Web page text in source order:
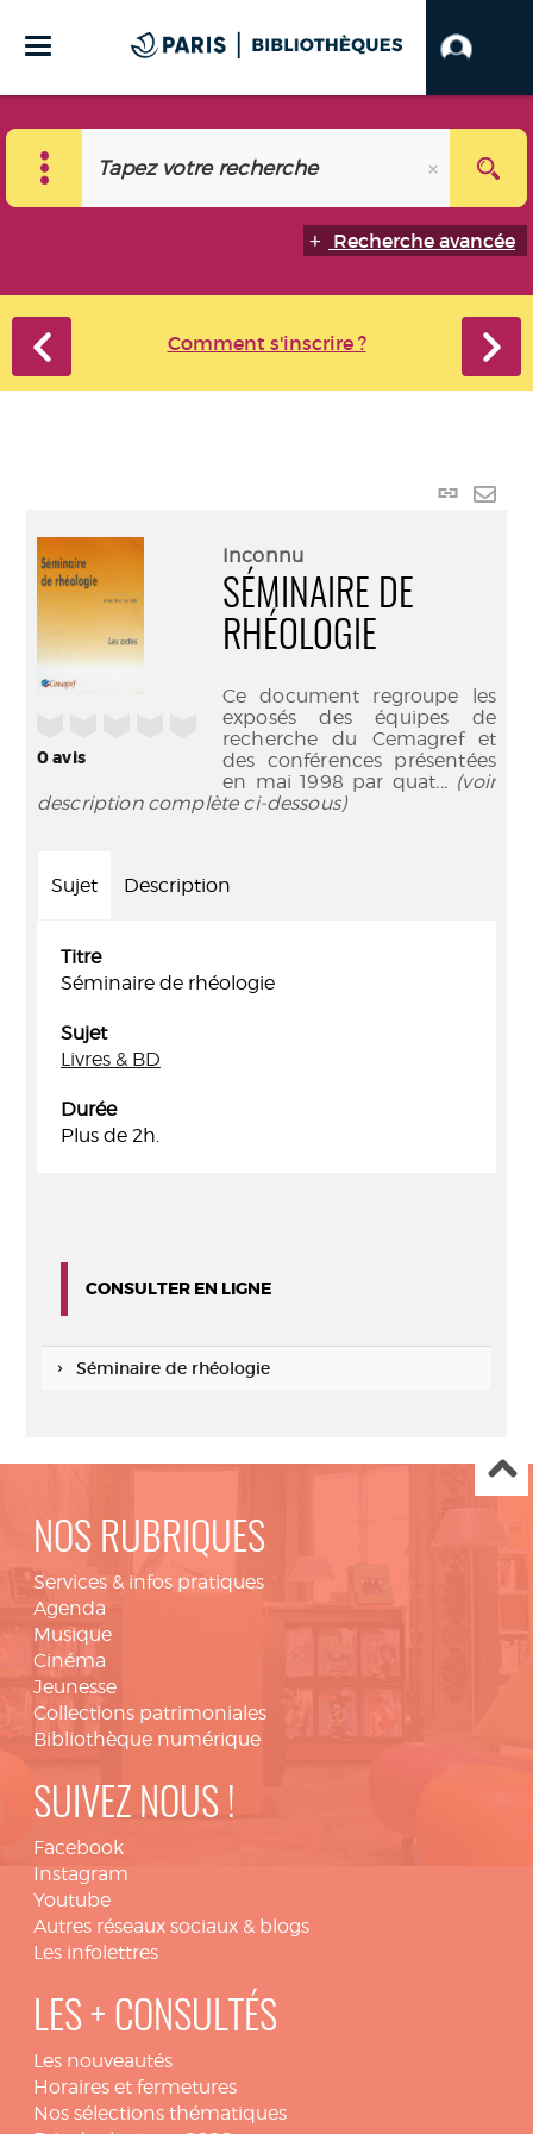
Recherche avancée
Comment s'inscrire ?
Lien
0avis
Inconnu
SÉMINAIRE DE
RHÉOLOGIE
Ce document regroupe les
exposés des équipes de
recherche du Cemagref et
des conférences présentées
en mai 1998 par quat... (voir
description complète ci-dessous)
Sujet Description
Titre
Séminaire de rhéologie
Sujet
Livres & BD
Durée
Plus de 2h.
CONSULTER EN LIGNE
Séminaire de rhéologie
NOS RUBRIQUES
Services & infos pratiques
Agenda
Musique
Cinéma
Jeunesse
Collections patrimoniales
Bibliothèque numérique
SUIVEZ NOUS !
Facebook
Instagram
Youtube
Autres réseaux sociaux & blogs
Les infolettres
LES + CONSULTÉS
Les nouveautés
Horaires et fermetures
Nos sélections thématiques